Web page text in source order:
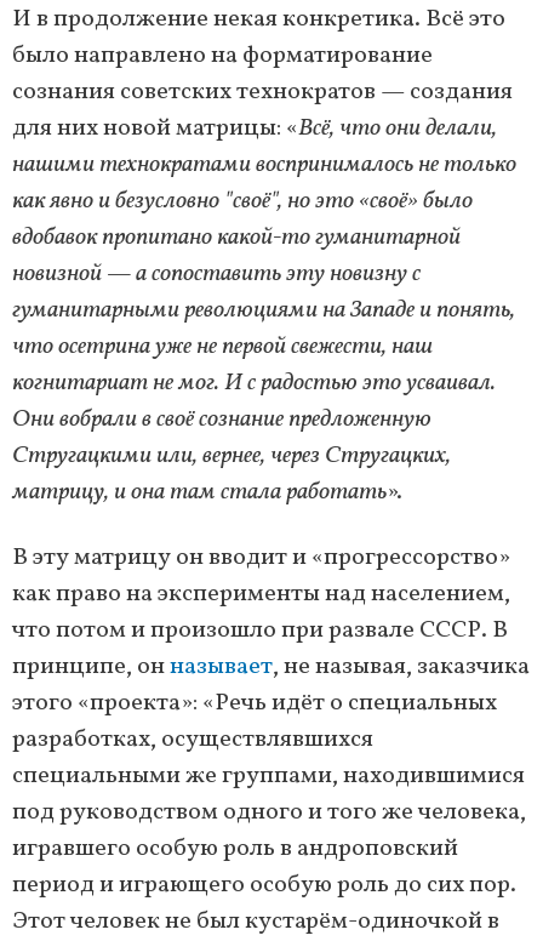
И в продолжение некая конкретика. Всё это
было направлено на форматирование
сознания советских технократов — создания
для них новой матрицы: «Всё, что они делали,
нашими технократами воспринималось не только
как явно и безусловно "своё", но это «своё» было
вдобавок пропитано какой-то гуманитарной
новизной — а сопоставить эту новизну с
гуманитарными революциями на Западе и понять,
что осетрина уже не первой свежести, наш
когнитариат не мог. И с радостью это усваивал.
Они вобрали в своё сознание предложенную
Стругацкими или, вернее, через Стругацких,
матрицу, и она там стала работать».
В эту матрицу он вводит и «прогрессорство»
как право на эксперименты над населением,
что потом и произошло при развале СССР. В
принципе, онназывает, не называя, заказчика
этого «проекта»: «Речь идёт о специальных
разработках, осуществлявшихся
специальными же группами, находившимися
под руководством одного и того же человека,
игравшего особую роль в андроповский
период и играющего особую роль до сих пор.
Этот человек не был кустарём-одиночкой в